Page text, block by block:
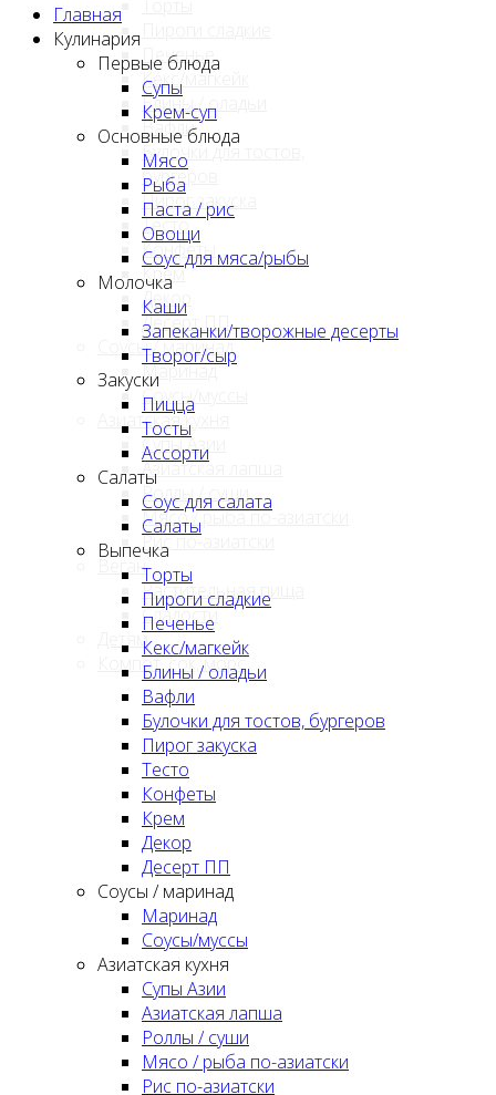
Печенье
Кекс/магкейк
Блины / оладьи
Вафли
Булочки для тостов,
бургеров
Пирог закуска
Тесто
Конфеты
Крем
Декор
Десерт ПП
Соусы / маринад
Маринад
Соусы/муссы
Азиатская кухня
Супы Азии
Азиатская лапша
Роллы / суши
Мясо / рыба по-азиатски
Рис по-азиатски
Веган
Растительная пища
Сладости
Детям
Компот, сок, морс
Главная
Кулинария
Первые блюда
Супы
Крем-суп
Основные блюда
Мясо
Рыба
Паста / рис
Овощи
Соус для мяса/рыбы
Молочка
Каши
Запеканки/творожные десерты
Творог/сыр
Закуски
Пицца
Тосты
Ассорти
Салаты
Соус для салата
Салаты
Выпечка
Торты
Пироги сладкие
Печенье
Кекс/магкейк
Блины / оладьи
Вафли
Булочки для тостов, бургеров
Пирог закуска
Тесто
Конфеты
Крем
Декор
Десерт ПП
Соусы / маринад
Маринад
Соусы/муссы
Азиатская кухня
Супы Азии
Азиатская лапша
Роллы / суши
Мясо / рыба по-азиатски
Рис по-азиатски